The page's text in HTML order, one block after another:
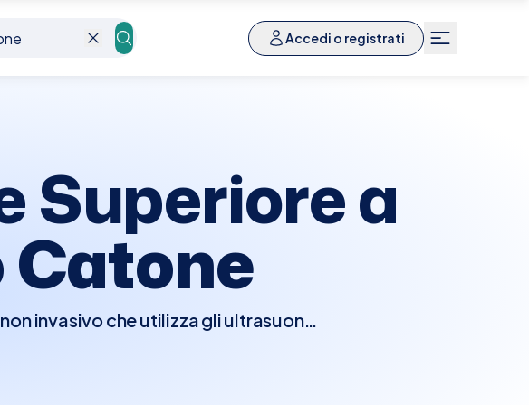
Accedi o registrati
Superiore a
Catone
invasivo che utilizza gli ultrasuoni